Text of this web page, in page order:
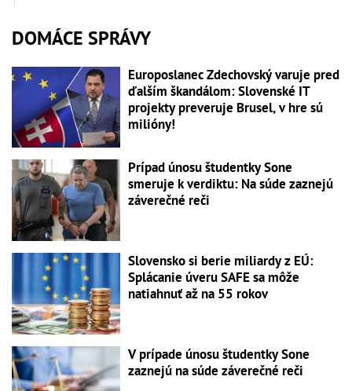
DOMÁCE SPRÁVY
Europoslanec Zdechovský varuje pred
ďalším škandálom: Slovenské IT
projekty preveruje Brusel, v hre sú
milióny!
Prípad únosu študentky Sone
smeruje k verdiktu: Na súde zaznejú
záverečné reči
Slovensko si berie miliardy z EÚ:
Splácanie úveru SAFE sa môže
natiahnuť až na 55 rokov
V prípade únosu študentky Sone
zaznejú na súde záverečné reči